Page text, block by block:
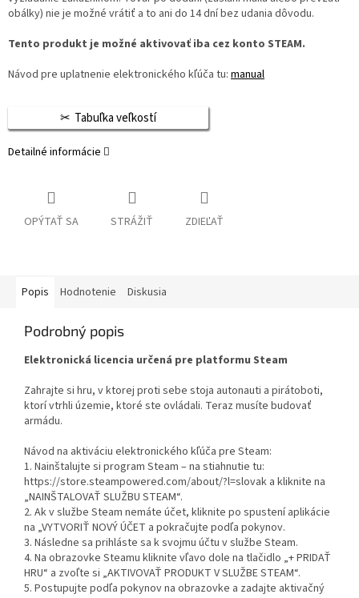
obálky) nie je možné vrátiť a to ani do 14 dní bez udania dôvodu.
Tento produkt je možné aktivovať iba cez konto STEAM.
Návod pre uplatnenie elektronického kľúča tu: manual
Tabuľka veľkostí
Detailné informácie
OPÝTAŤ SA STRÁŽIŤ ZDIEĽAŤ
Popis Hodnotenie Diskusia
Podrobný popis
Elektronická licencia určená pre platformu Steam
Zahrajte si hru, v ktorej proti sebe stoja autonauti a pirátoboti,
ktorí vtrhli územie, ktoré ste ovládali. Teraz musíte budovať
armádu.
Návod na aktiváciu elektronického kľúča pre Steam:
1. Nainštalujte si program Steam – na stiahnutie tu:
https://store.steampowered.com/about/?l=slovak a kliknite na
„NAINŠTALOVAŤ SLUŽBU STEAM“.
2. Ak v službe Steam nemáte účet, kliknite po spustení aplikácie
na „VYTVORIŤ NOVÝ ÚČET a pokračujte podľa pokynov.
3. Následne sa prihláste sa k svojmu účtu v službe Steam.
4. Na obrazovke Steamu kliknite vľavo dole na tlačidlo „+ PRIDAŤ
HRU“ a zvoľte si „AKTIVOVAŤ PRODUKT V SLUŽBE STEAM“.
5. Postupujte podľa pokynov na obrazovke a zadajte aktivačný